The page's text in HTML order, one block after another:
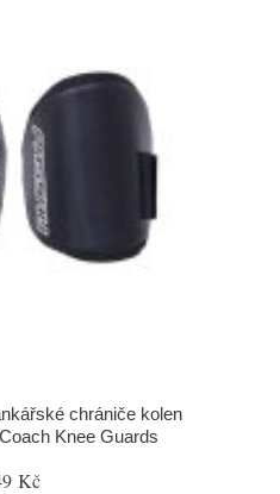
chrániče kolen
Knee Guards
Kč